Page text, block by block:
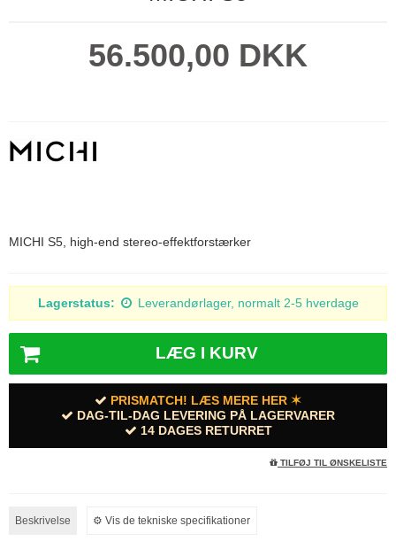
56.500,00 DKK
MICHI S5, high-end stereo-effektforstærker
Lagerstatus: Leverandørlager, normalt 2-5 hverdage
LÆG I KURV
PRISMATCH! LÆS MERE HER ✶
DAG-TIL-DAG LEVERING PÅ LAGERVARER
14 DAGES RETURRET
TILFØJ TIL ØNSKELISTE
Beskrivelse ⚙︎ Vis de tekniske specifikationer